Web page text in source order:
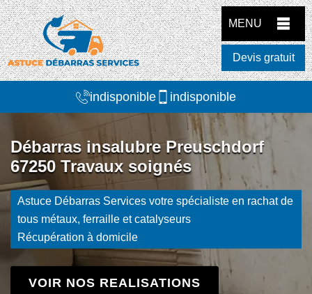
MENU
Devis gratuit
indisponible indisponible
Débarras insalubre Preuschdorf
67250 Travaux soignés
Astuce Débarras Services votre spécialiste en rachat de
tous métaux, ferraille et catalyseurs
Récupération à domicile
VOIR NOS REALISATIONS